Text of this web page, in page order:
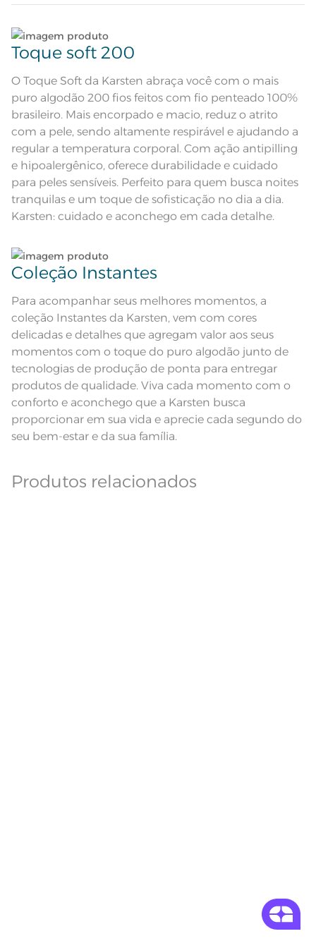
Quantidade de Peças
Atributos
com aplicação de tira bordada nos
3 lados; Mais encorpado e macio;
Altamente respirável; Antipilling;
Hipoalergênico
Composição 100% Algodão
Tamanho Casal
Cor Rosa
Medida
Acabamento Liso
Instruções de Lavagem
Lavação a 60ºC; Proibido alvejar;
Secar em tambor com
temperatura maxima de 60ºC;
Ferro de passar com temperatura
maxima de 150ºC; Proibido lavar a
seco
Observações
Pode haver pequena variação de
cor, de acordo com a configuração
e modelo do monitor ou do
aparelho celular. Consultar a cor
nas especificações técnicas do
produto.
Lave tipos de tecidos distintos separadamente;
Não lave cores claras e cores escuras no mesmo
ciclo;
Lave as peças no ciclo leve, suave ou delicado de
sua lavadora;
Enxágue as peças com bastante água;
Utilize a quantidade mínima de amaciante e sabão;
Leia atentamente as instruções na etiqueta.
Toque soft 200
O Toque Soft da Karsten abraça você com o mais
puro algodão 200 fios feitos com fio penteado 100%
brasileiro. Mais encorpado e macio, reduz o atrito
com a pele, sendo altamente respirável e ajudando a
regular a temperatura corporal. Com ação antipilling
e hipoalergênico, oferece durabilidade e cuidado
para peles sensíveis. Perfeito para quem busca noites
tranquilas e um toque de sofisticação no dia a dia.
Karsten: cuidado e aconchego em cada detalhe.
Coleção Instantes
Para acompanhar seus melhores momentos, a
coleção Instantes da Karsten, vem com cores
delicadas e detalhes que agregam valor aos seus
momentos com o toque do puro algodão junto de
tecnologias de produção de ponta para entregar
produtos de qualidade. Viva cada momento com o
conforto e aconchego que a Karsten busca
proporcionar em sua vida e aprecie cada segundo do
seu bem-estar e da sua família.
Produtos relacionados